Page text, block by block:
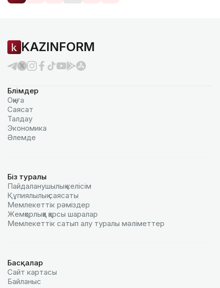
KAZINFORM
Бөлімдер
Оқиға
Саясат
Талдау
Экономика
Әлемде
Біз туралы
Пайдаланушылық келiciм
Құпиялылық саясаты
Мемлекеттік рәміздер
Жемқорлыққа қарсы шаралар
Мемлекеттік сатып алу туралы мәлiметтер
Басқалар
Сайт картасы
Байланыс